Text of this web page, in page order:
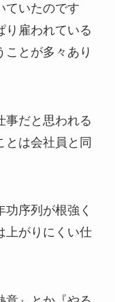
ていたのです
り雇われている
とが多々あり
事だと思われる
とは会社員と同
序列が根強く
上がりにくい仕